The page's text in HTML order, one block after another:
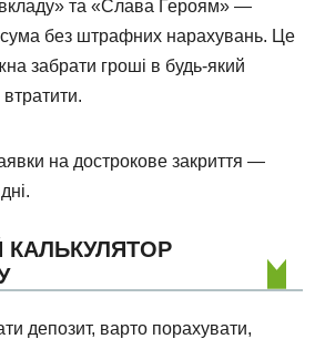
та «Слава Героям» —
сума без штрафних нарахувань. Це
забрати гроші в будь-який
на дострокове закриття —
депозит, варто порахувати,